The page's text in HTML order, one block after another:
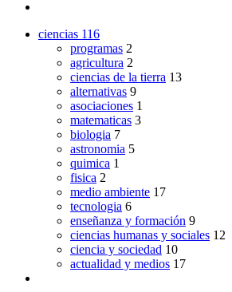
ciencias 116
programas 2
agricultura 2
ciencias de la tierra 13
alternativas 9
asociaciones 1
matematicas 3
biologia 7
astronomia 5
quimica 1
fisica 2
medio ambiente 17
tecnologia 6
enseñanza y formación 9
ciencias humanas y sociales 12
ciencia y sociedad 10
actualidad y medios 17